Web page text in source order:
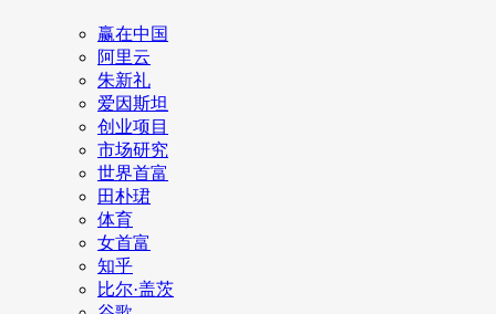
赢在中国
阿里云
朱新礼
爱因斯坦
创业项目
市场研究
世界首富
田朴珺
体育
女首富
知乎
比尔·盖茨